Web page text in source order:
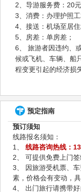
2、导游服务费：20
3、消费：办理护照
4、接送：机场至居住
5、房差：单房差；
6、 旅游者因违约、
候或飞机、车辆、船
程变更引起的经济损
预定指南
预订须知
线路报名须知：
1、
线路咨询热线：
2、 可提供免费上门
3、 因旅游受机票、
素，价格会有变动，
4、 出门旅行请携带